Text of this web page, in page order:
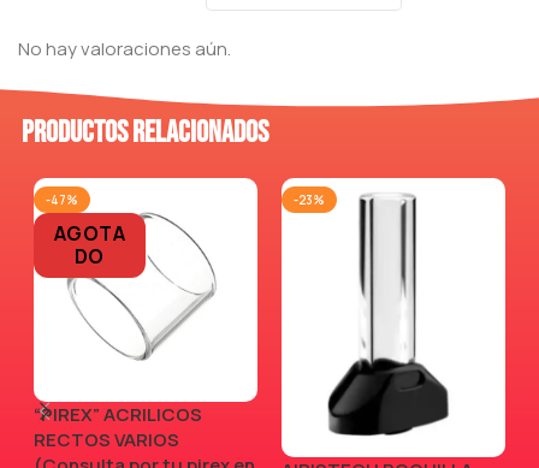
No hay valoraciones aún.
Productos relacionados
-47%
AGOTA
DO
“PIREX” ACRILICOS
RECTOS VARIOS
-23%